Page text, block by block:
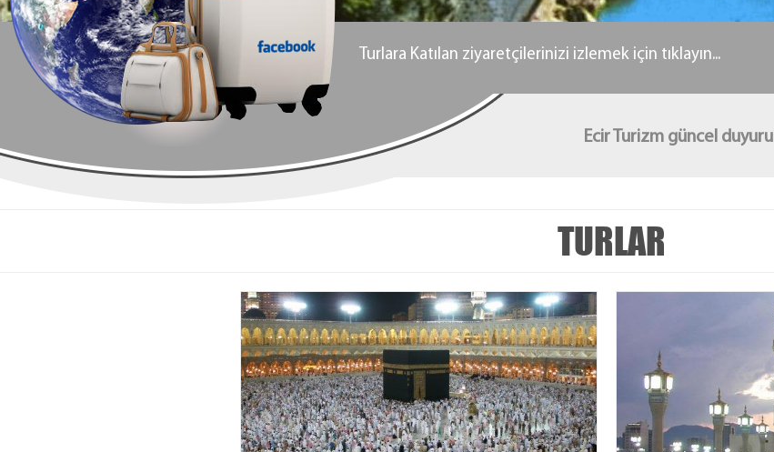
Turlara Katılan ziyaretçilerinizi izlemek için tıklayın...
Ecir Turizm güncel
TURLAR